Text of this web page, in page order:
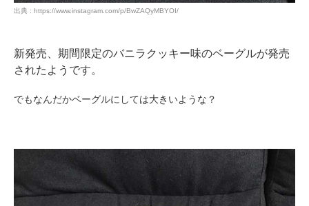
出典 : https://www.instagram.com/p/BwZAQyMBYOI/
新発売、期間限定のバニラクッキー味のベーグルが発売
されたようです。
でもなんだかベーグルにしては大きいような？